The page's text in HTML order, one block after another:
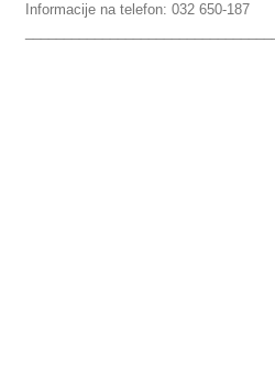
Informacije na telefon: 032 650-187